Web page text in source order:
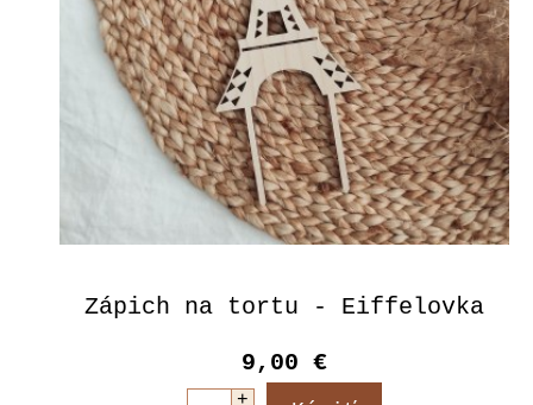
Zápich na tortu - Eiffelovka
9,00 €